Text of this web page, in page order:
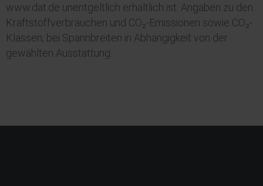
www.dat.de unentgeltlich erhältlich ist. Angaben zu den
Kraftstoffverbräuchen und CO₂-Emissionen sowie CO₂-
Klassen; bei Spannbreiten in Abhängigkeit von der
gewählten Ausstattung.